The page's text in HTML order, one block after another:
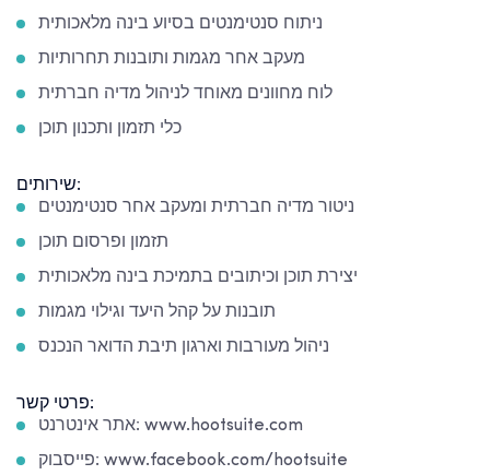
ניתוח סנטימנטים בסיוע בינה מלאכותית
מעקב אחר מגמות ותובנות תחרותיות
לוח מחוונים מאוחד לניהול מדיה חברתית
כלי תזמון ותכנון תוכן
שירותים:
ניטור מדיה חברתית ומעקב אחר סנטימנטים
תזמון ופרסום תוכן
יצירת תוכן וכיתובים בתמיכת בינה מלאכותית
תובנות על קהל היעד וגילוי מגמות
ניהול מעורבות וארגון תיבת הדואר הנכנס
פרטי קשר:
אתר אינטרנט: www.hootsuite.com
פייסבוק: www.facebook.com/hootsuite